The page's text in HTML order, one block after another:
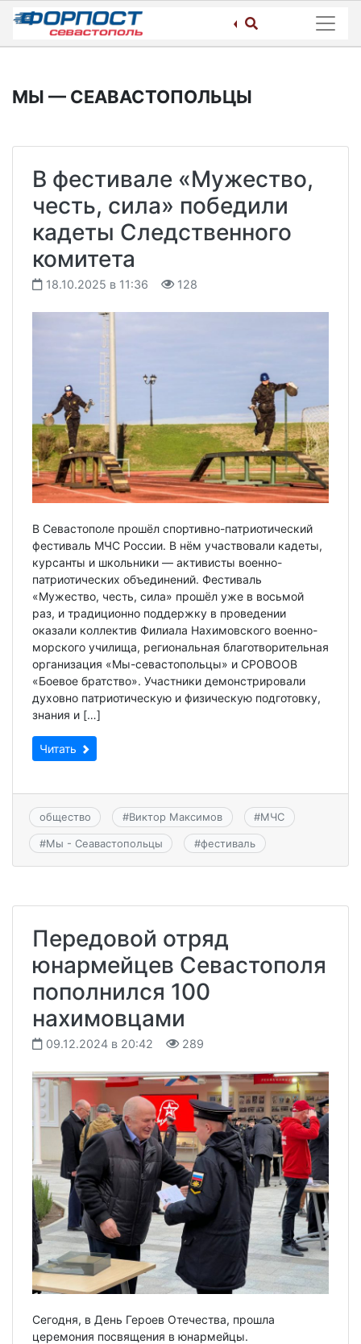
Skip
content
МЫ — СЕАВАСТОПОЛЬЦЫ
В фестивале «Мужество,
честь, сила» победили
кадеты Следственного
комитета
18.10.2025 в 11:36 128
В Севастополе прошёл спортивно-патриотический
фестиваль МЧС России. В нём участвовали кадеты,
курсанты и школьники — активисты военно-
патриотических объединений. Фестиваль
«Мужество, честь, сила» прошёл уже в восьмой
раз, и традиционно поддержку в проведении
оказали коллектив Филиала Нахимовского военно-
морского училища, региональная благотворительная
организация «Мы-севастопольцы» и СРОВООВ
«Боевое братство». Участники демонстрировали
духовно патриотическую и физическую подготовку,
знания и […]
Читать
общество #Виктор Максимов #МЧС
#Мы - Сеавастопольцы #фестиваль
Передовой отряд
юнармейцев Севастополя
пополнился 100
нахимовцами
09.12.2024 в 20:42 289
Сегодня, в День Героев Отечества, прошла
церемония посвящения в юнармейцы.